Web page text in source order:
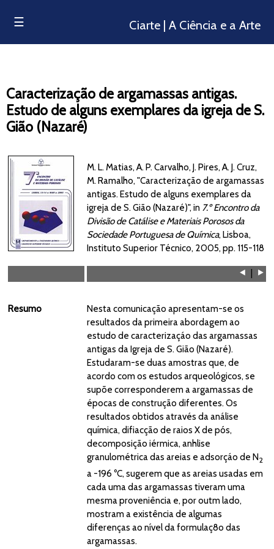
☰ Ciarte | A Ciência e a Arte
Caracterização de argamassas antigas.
Estudo de alguns exemplares da igreja de S.
Gião (Nazaré)
M. L. Matias, A. P. Carvalho, J. Pires, A. J. Cruz,
M. Ramalho, "Caracterização de argamassas
antigas. Estudo de alguns exemplares da
igreja de S. Gião (Nazaré)", in 7.º Encontro da
Divisão de Catálise e Materiais Porosos da
Sociedade Portuguesa de Química, Lisboa,
Instituto Superior Técnico, 2005, pp. 115-118
⯇ | ⯈
Resumo
Nesta comunicação apresentam-se os
resultados da primeira abordagem ao
estudo de caracterizaçáo das argamassas
antigas da Igreja de S. Gião (Nazaré).
Estudaram-se duas amostras que, de
acordo com os estudos arqueológicos, se
supõe corresponderem a argamassas de
épocas de construção diferentes. Os
resultados obtidos através da análise
química, difiacção de raios X de pós,
decomposição iérmica, anhlise
granulométrica das areias e adsorçáo de N2
a -196 ºC, sugerem que as areias usadas em
cada uma das argamassas tiveram uma
mesma proveniência e, por outm lado,
mostram a existência de algumas
diferenças ao nível da formulaç8o das
argamassas.